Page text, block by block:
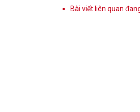
Bài viết liên quan